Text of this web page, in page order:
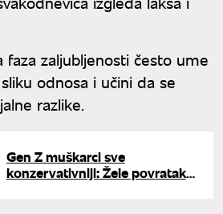
faza zaljubljenosti često ume
odnosa i učini da se
razlike.
Gen Z muškarci sve
konzervativniji: Žele povratak